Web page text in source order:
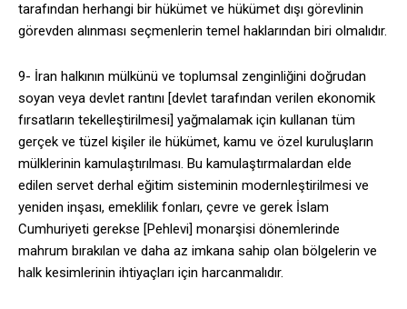
tarafından herhangi bir hükümet ve hükümet dışı görevlinin
görevden alınması seçmenlerin temel haklarından biri olmalıdır.
9- İran halkının mülkünü ve toplumsal zenginliğini doğrudan
soyan veya devlet rantını [devlet tarafından verilen ekonomik
fırsatların tekelleştirilmesi] yağmalamak için kullanan tüm
gerçek ve tüzel kişiler ile hükümet, kamu ve özel kuruluşların
mülklerinin kamulaştırılması. Bu kamulaştırmalardan elde
edilen servet derhal eğitim sisteminin modernleştirilmesi ve
yeniden inşası, emeklilik fonları, çevre ve gerek İslam
Cumhuriyeti gerekse [Pehlevi] monarşisi dönemlerinde
mahrum bırakılan ve daha az imkana sahip olan bölgelerin ve
halk kesimlerinin ihtiyaçları için harcanmalıdır.